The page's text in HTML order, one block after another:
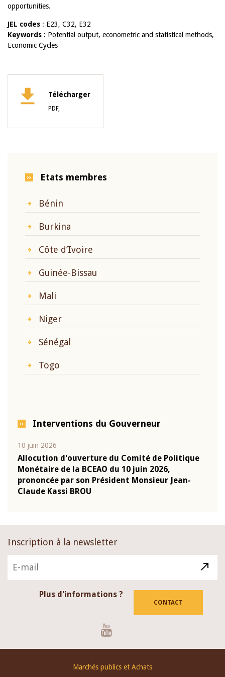
opportunities.
JEL codes : E23, C32, E32
Keywords : Potential output, econometric and statistical methods,
Economic Cycles
Télécharger
PDF,
Etats membres
Bénin
Burkina
Côte d’Ivoire
Guinée-Bissau
Mali
Niger
Sénégal
Togo
Interventions du Gouverneur
10 juin 2026
Allocution d'ouverture du Comité de Politique
Monétaire de la BCEAO du 10 juin 2026,
prononcée par son Président Monsieur Jean-
Claude Kassi BROU
Inscription à la newsletter
Plus d'informations ?
CONTACT
Marchés publics et Achats